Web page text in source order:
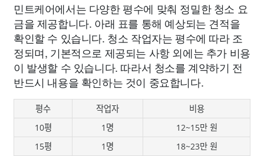
민트케어에서는 다양한 평수에 맞춰 정밀한 청소 요
금을 제공합니다. 아래 표를 통해 예상되는 견적을
확인할 수 있습니다. 청소 작업자는 평수에 따라 조
정되며, 기본적으로 제공되는 사항 외에는 추가 비용
이 발생할 수 있습니다. 따라서 청소를 계약하기 전
반드시 내용을 확인하는 것이 중요합니다.
평수 작업자
비용
10평
1명
12~15만 원
15평
1명
18~23만 원